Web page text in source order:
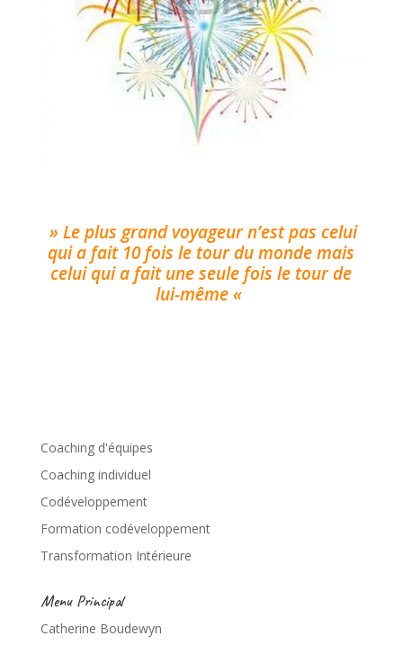
» Le plus grand voyageur n’est pas celui
qui a fait 10 fois le tour du monde mais
celui qui a fait une seule fois le tour de
lui-même «
Coaching d'équipes
Coaching individuel
Codéveloppement
Formation codéveloppement
Transformation Intérieure
Menu Principal
Catherine Boudewyn